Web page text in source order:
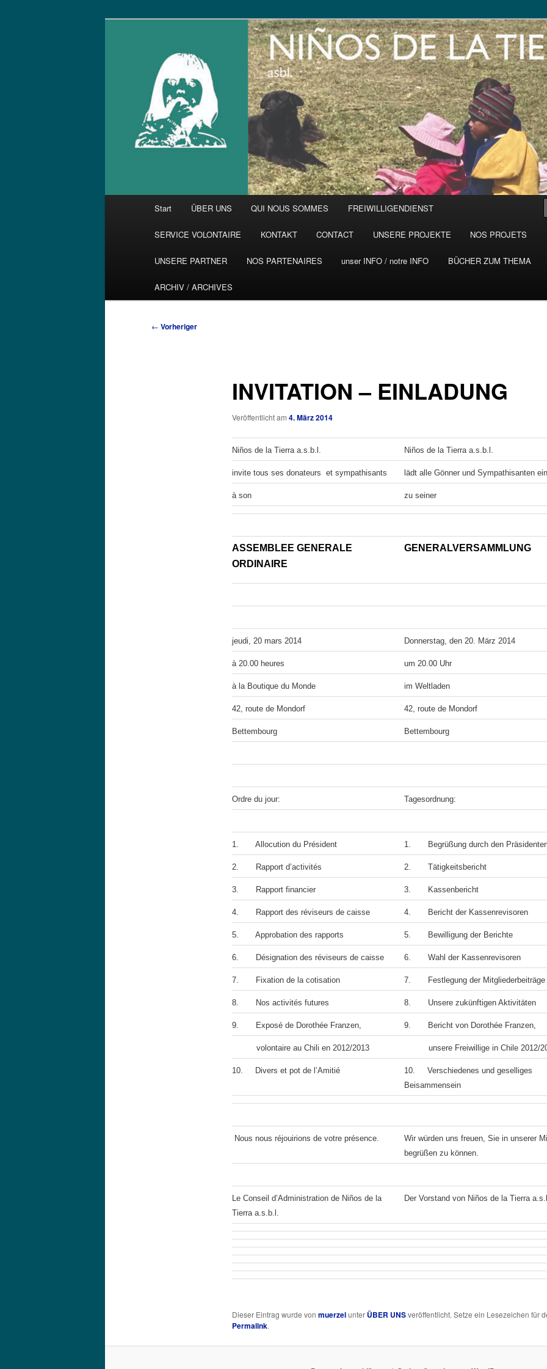
Start ÜBER UNS QUI NOUS SOMMES FREIWILLIGENDIENST
SERVICE VOLONTAIRE KONTAKT CONTACT UNSERE PROJEKTE NOS PROJETS
UNSERE PARTNER NOS PARTENAIRES unser INFO / notre INFO BÜCHER ZUM THEMA
ARCHIV / ARCHIVES
Beitragsnavigation
← Vorheriger
INVITATION – EINLADUNG
Veröffentlicht am 4. März 2014
Niños de la Tierra a.s.b.l. Niños de la Tierra a.s.b.l.
invite tous ses donateurs et sympathisants lädt alle Gönner und Sympathisanten ein
à son zu seiner
ASSEMBLEE GENERALE
ORDINAIRE
GENERALVERSAMMLUNG
jeudi, 20 mars 2014 Donnerstag, den 20. März 2014
à 20.00 heures um 20.00 Uhr
à la Boutique du Monde im Weltladen
42, route de Mondorf 42, route de Mondorf
Bettembourg Bettembourg
Ordre du jour: Tagesordnung:
1. Allocution du Président 1. Begrüßung durch den
2. Rapport d’activités 2. Tätigkeitsbericht
3. Rapport financier 3. Kassenbericht
4. Rapport des réviseurs de caisse 4. Bericht der Kassenrevisoren
5. Approbation des rapports 5. Bewilligung der Berichte
6. Désignation des réviseurs de caisse 6. Wahl der Kassenrevisoren
7. Fixation de la cotisation 7. Festlegung der Mitgliederbeiträge
8. Nos activités futures 8. Unsere zukünftigen Aktivitäten
9. Exposé de Dorothée Franzen, 9. Bericht von Dorothée Franzen,
volontaire au Chili en 2012/2013 unsere Freiwillige in Chile 2012/
10. Divers et pot de l’Amitié 10. Verschiedenes und geselliges
Beisammensein
Nous nous réjouirions de votre présence. Wir würden uns freuen, Sie in unserer
begrüßen zu können.
Le Conseil d’Administration de Niños de la
Tierra a.s.b.l.
Der Vorstand von Niños de la Tierra
Dieser Eintrag wurde von muerzelunter ÜBER UNSveröffentlicht. Setze ein Lesezeichen für
Permalink.